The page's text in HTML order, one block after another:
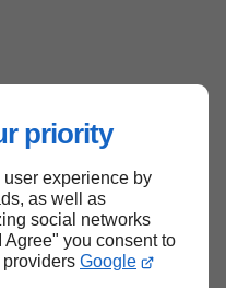
priority
experience by
as well as
social networks
you consent to
Google
page